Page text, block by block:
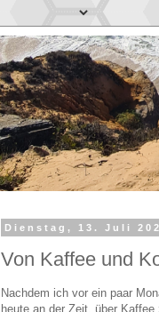
Dienstag, 13. Juli
Von Kaffee und
Nachdem ich vor ein paar
heute an der Zeit, über